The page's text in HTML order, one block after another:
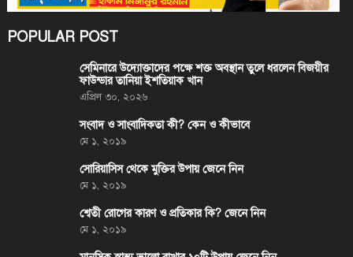
POPULAR POST
সেমিনারে উদ্যোক্তাদের পক্ষে শক্ত অবস্থান তুলে ধরলেন বিজয়ীর
ফাউন্ডার তানিয়া ইশতিয়াক খান
এপ্রিল ৩০, ২০২৬
সংবাদ ও সাংবাদিকতা কী? কেন ও কীভাবে
মে ১, ২০১৯
সোরিয়াসিস থেকে মুক্তির উপায় জেনে নিন
মে ১, ২০১৯
শ্বেতী রোগের কারণ ও প্রতিকার কি? জেনে নিন
মে ১, ২০১৯